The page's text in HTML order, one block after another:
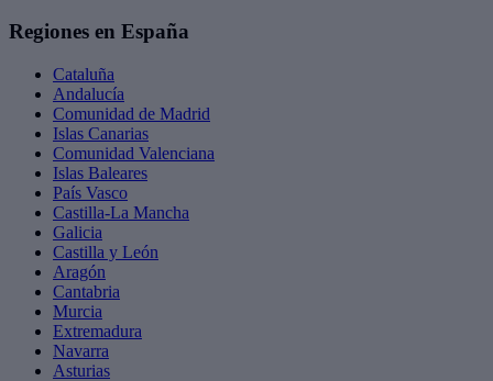
Regiones en España
Cataluña
Andalucía
Comunidad de Madrid
Islas Canarias
Comunidad Valenciana
Islas Baleares
País Vasco
Castilla-La Mancha
Galicia
Castilla y León
Aragón
Cantabria
Murcia
Extremadura
Navarra
Asturias